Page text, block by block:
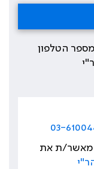
הטלפון
03-
מאשר/ת את